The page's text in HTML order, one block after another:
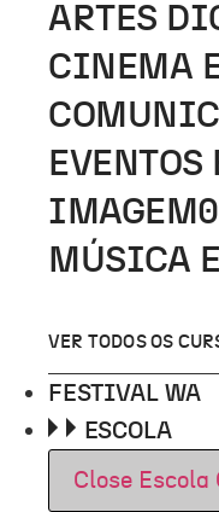
ARTES
CINEMA
EVENTOS
IMAGEM 0
MÚSICA
VER TODOS OS
FESTIVAL WA
ESCOLA
Close Escola